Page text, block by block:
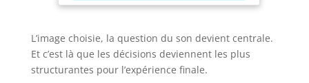
barres de son Sony 360 Spatial Sound Mapping
harmonise le son du TV et de la barre de son.
DESIGN HARMONIEUX : Design Monolite, cadre
sans bords et les pieds 4 positions offrent une
grande flexibilité. La nouvelle télécommande Eco
L’image choisie, la question du son devient centrale.
Et c’est là que les décisions deviennent les plus
structurantes pour l’expérience finale.